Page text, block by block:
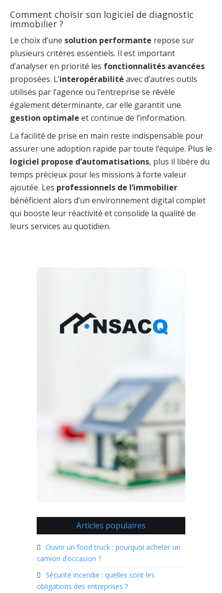
Comment choisir son logiciel de diagnostic
immobilier ?
Le choix d’une solution performante repose sur
plusieurs critères essentiels. Il est important
d’analyser en priorité les fonctionnalités avancées
proposées. L’interopérabilité avec d’autres outils
utilisés par l’agence ou l’entreprise se révèle
également déterminante, car elle garantit une
gestion optimale et continue de l’information.
La facilité de prise en main reste indispensable pour
assurer une adoption rapide par toute l’équipe. Plus le
logiciel propose d’automatisations, plus il libère du
temps précieux pour les missions à forte valeur
ajoutée. Les professionnels de l’immobilier
bénéficient alors d’un environnement digital complet
qui booste leur réactivité et consolide la qualité de
leurs services au quotidien.
Articles populaires
Ouvrir un food truck : pourquoi acheter un
camion d’occasion ?
Sécurité incendie : quelles sont les
obligations des entreprises ?